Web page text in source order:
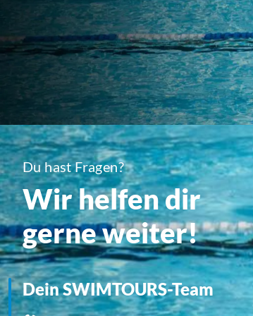
Du hast Fragen?
Wir helfen dir
gerne weiter!
Dein SWIMTOURS-Team